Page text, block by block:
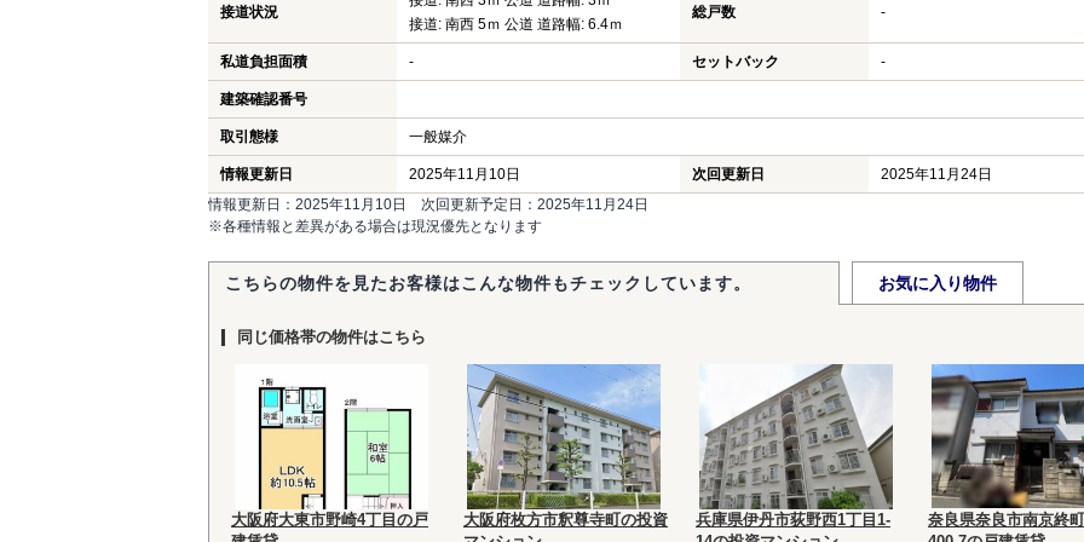
接道状況
接道: 南西 5ｍ 公道 道路幅: 6.4ｍ
総戸数 -
私道負担面積 - セットバック -
建築確認番号
取引態様 一般媒介
情報更新日 2025年11月10日 次回更新日
2025年11月24日
情報更新日：2025年11月10日 次回更新予定日：2025年11月24日
※各種情報と差異がある場合は現況優先となります
こちらの物件を見たお客様はこんな物件もチェックしています。 お気に入り物件
同じ価格帯の物件はこちら
大阪府大東市野崎4丁目の戸
大阪府枚方市釈尊寺町の投資
兵庫県伊丹市荻野西1丁目1-
奈良県奈良市南京終